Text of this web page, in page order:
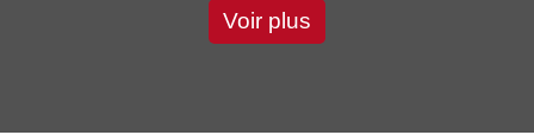
Voir plus